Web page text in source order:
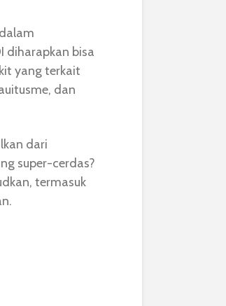
diharapkan bisa
yang terkait
dan
dari
super-cerdas?
termasuk